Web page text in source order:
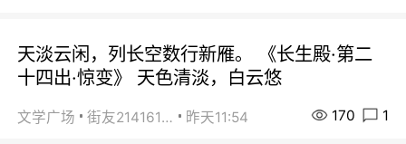
天淡云闲，列长空数行新雁。 《长生殿·第二
十四出·惊变》 天色清淡，白云悠
文学广场 街友21416156 昨天11:54 170 1